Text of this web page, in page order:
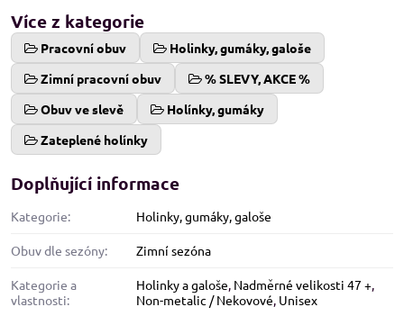
Více z kategorie
Pracovní obuv
Holinky, gumáky, galoše
Zimní pracovní obuv
% SLEVY, AKCE %
Obuv ve slevě
Holínky, gumáky
Zateplené holínky
Doplňující informace
Kategorie: Holinky, gumáky, galoše
Obuv dle sezóny: Zimní sezóna
Kategorie a
vlastnosti:
Holinky a galoše, Nadměrné velikosti 47 +,
Non-metalic / Nekovové, Unisex